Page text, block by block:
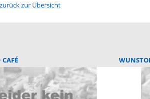
zurück zur Übersicht
CAFÉ